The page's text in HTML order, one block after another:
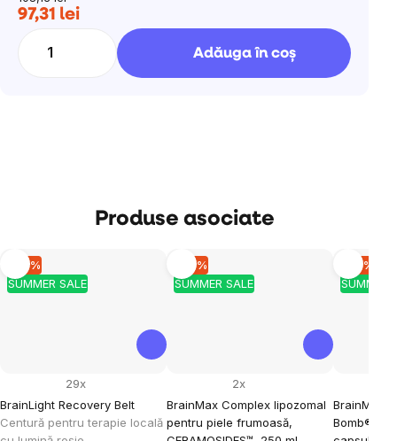
97,31 leiEvaluare
Adăuga în coş
Produse asociate
SUMMER SALE
–10 %
BrainLight Recovery Belt
Centură pentru terapie locală
29x
SUMMER SALE
–10 %
BrainMax Complex lipozomal
pentru piele frumoasă,
2x
SUMMER
–10 %
BrainMax
Bomb®,